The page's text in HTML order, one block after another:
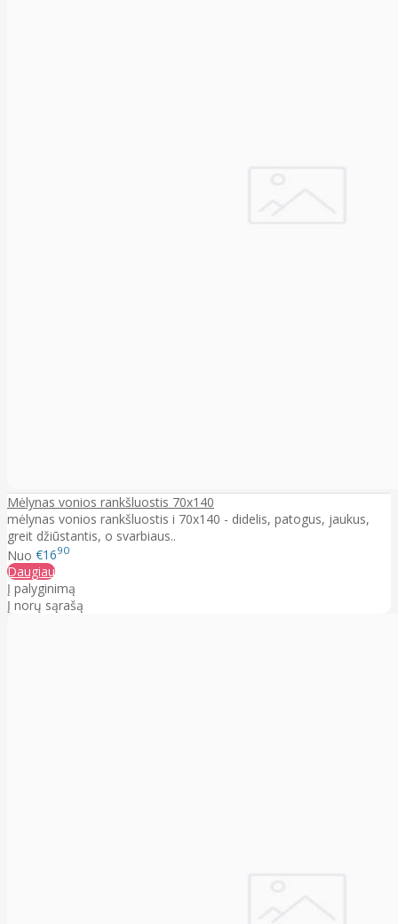
Mėlynas vonios rankšluostis 70x140
mėlynas vonios rankšluostis i 70x140 - didelis, patogus, jaukus,
greit džiūstantis, o svarbiaus..
Nuo €1690
Daugiau
Į palyginimą
Į norų sąrašą